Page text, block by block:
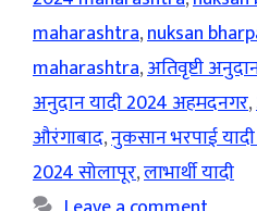
maharashtra,nuksan
maharashtra,अतिवृष्टी
अनुदान यादी 2024 अहमदनगर,
औरंगाबाद,नुकसान भरपाई
2024 सोलापूर,लाभार्थी यादी